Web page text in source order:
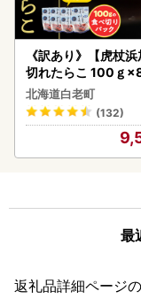
《訳あり》【虎杖浜
切れたらこ 100ｇ
0g AK081
北海道白老町
(132)
最
返礼品詳細ページ